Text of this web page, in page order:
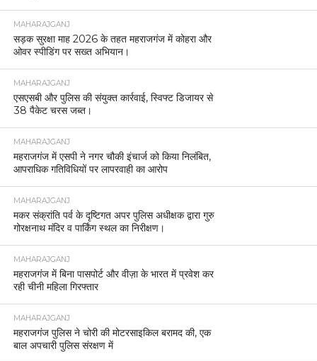
MAHARAJGANJ
सड़क सुरक्षा माह 2026 के तहत महराजगंज में कोहरा और
ओवर स्पीडिंग पर सख्त अभियान।
MAHARAJGANJ
एसएसबी और पुलिस की संयुक्त कार्रवाई, स्विफ्ट डिजायर से
38 पैकेट चरस जब्त।
MAHARAJGANJ
महराजगंज में एसपी ने नगर चौकी इंचार्ज को किया निलंबित,
आपराधिक गतिविधियों पर लापरवाही का आरोप
MAHARAJGANJ
मकर संक्रांति पर्व के दृष्टिगत अपर पुलिस अधीक्षक द्वारा गुरु
गोरक्षनाथ मंदिर व पार्किंग स्थल का निरीक्षण।
MAHARAJGANJ
महराजगंज में बिना पासपोर्ट और वीज़ा के भारत में प्रवेश कर
रही चीनी महिला गिरफ्तार
MAHARAJGANJ
महराजगंज पुलिस ने चोरी की मोटरसाइकिल बरामद की, एक
बाल अपचारी पुलिस संरक्षण में